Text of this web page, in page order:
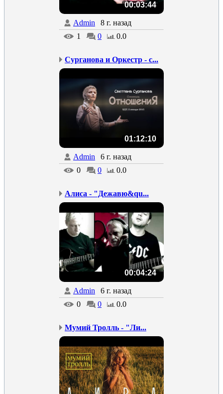
00:03:44
Admin
8 г. назад
1
0 0.0
Сурганова и Оркестр - с...
01:12:10
Admin
6 г. назад
0
0 0.0
Алиса - "Дежавю&qu...
00:04:24
Admin
6 г. назад
0
0 0.0
Мумий Тролль - "Ли...